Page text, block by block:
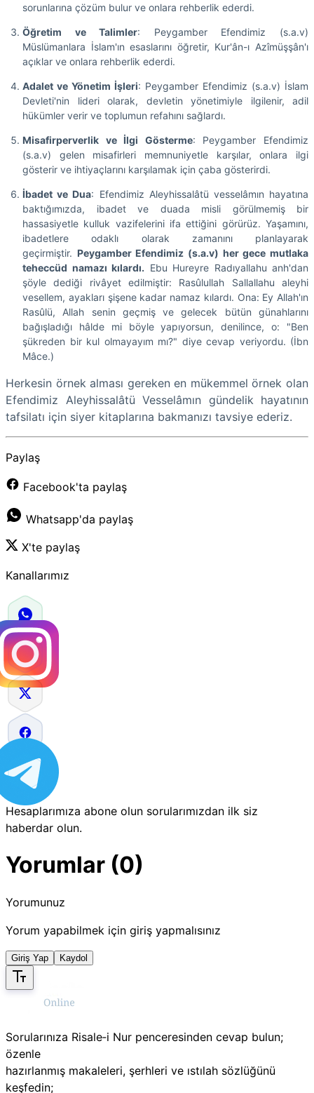
sorunlarına çözüm bulur ve onlara rehberlik ederdi.
Öğretim ve Talimler: Peygamber Efendimiz (s.a.v)
Müslümanlara İslam'ın esaslarını öğretir, Kur'ân-ı Azîmüşşân'ı
açıklar ve onlara rehberlik ederdi.
Adalet ve Yönetim İşleri: Peygamber Efendimiz (s.a.v) İslam
Devleti'nin lideri olarak, devletin yönetimiyle ilgilenir, adil
hükümler verir ve toplumun refahını sağlardı.
Misafirperverlik ve İlgi Gösterme: Peygamber Efendimiz
(s.a.v) gelen misafirleri memnuniyetle karşılar, onlara ilgi
gösterir ve ihtiyaçlarını karşılamak için çaba gösterirdi.
İbadet ve Dua: Efendimiz Aleyhissalâtü vesselâmın hayatına
baktığımızda, ibadet ve duada misli görülmemiş bir
hassasiyetle kulluk vazifelerini ifa ettiğini görürüz. Yaşamını,
ibadetlere odaklı olarak zamanını planlayarak
geçirmiştir. Peygamber Efendimiz (s.a.v) her gece mutlaka
teheccüd namazı kılardı. Ebu Hureyre Radıyallahu anh'dan
şöyle dediği rivâyet edilmiştir: Rasûlullah Sallallahu aleyhi
vesellem, ayakları şişene kadar namaz kılardı. Ona: Ey Allah'ın
Rasûlü, Allah senin geçmiş ve gelecek bütün günahlarını
bağışladığı hâlde mi böyle yapıyorsun, denilince, o: "Ben
şükreden bir kul olmayayım mı?" diye cevap veriyordu. (İbn
Mâce.)
Herkesin örnek alması gereken en mükemmel örnek olan
Efendimiz Aleyhissalâtü Vesselâmın gündelik hayatının
tafsilatı için siyer kitaplarına bakmanızı tavsiye ederiz.
Paylaş
Facebook'ta paylaş
Whatsapp'da paylaş
X'te paylaş
Kanallarımız
Hesaplarımıza abone olun sorularımızdan ilk siz
haberdar olun.
Yorumlar (0)
Yorumunuz
Yorum yapabilmek için giriş yapmalısınız
Giriş Yap Kaydol
Sorularınıza Risale‑i Nur penceresinden cevap bulun;
özenle
hazırlanmış makaleleri, şerhleri ve ıstılah sözlüğünü
keşfedin;